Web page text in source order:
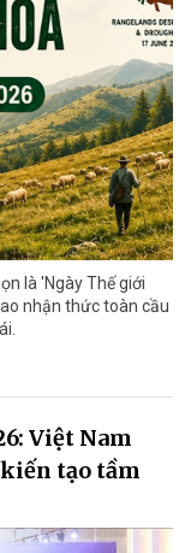
là 'Ngày Thế giới
nhận thức toàn cầu
Việt Nam
tạo tầm